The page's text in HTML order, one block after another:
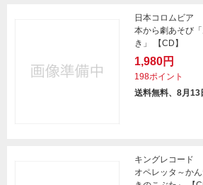
日本コロムビア
本から劇あそび
き」 【CD】
1,980円
198ポイント
送料無料、8月13
キングレコード
オペレッタ～か